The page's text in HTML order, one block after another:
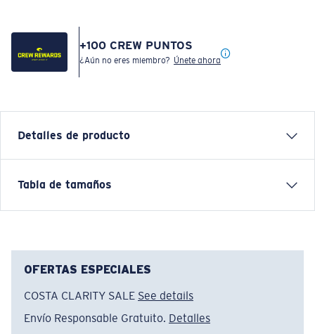
+100 CREW PUNTOS
¿Aún no eres miembro? Únete ahora
Detalles de producto
Camiseta de manga corta Costa Flag
• Para hombre
•Cuello sellado y hombros con costuras
• 100 % algodón hilado en anillo peinado. 203 g (6 oz)
• Lavar a máquina en frío, del revés, con colores
Tabla de tamaños
OFERTAS ESPECIALES
COSTA CLARITY SALE See details
Envío Responsable Gratuito. Detalles